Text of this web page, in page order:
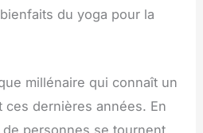
du yoga pour la
millénaire qui connaît un
dernières années. En